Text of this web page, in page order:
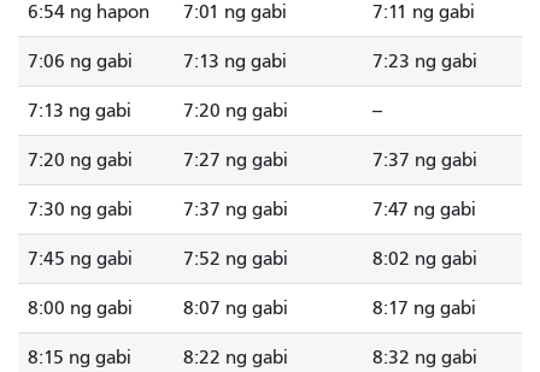
6:54 ng hapon 7:01 ng gabi 7:11 ng gabi
7:06 ng gabi 7:13 ng gabi 7:23 ng gabi
7:13 ng gabi 7:20 ng gabi --
7:20 ng gabi 7:27 ng gabi 7:37 ng gabi
7:30 ng gabi 7:37 ng gabi 7:47 ng gabi
7:45 ng gabi 7:52 ng gabi 8:02 ng gabi
8:00 ng gabi 8:07 ng gabi 8:17 ng gabi
8:15 ng gabi 8:22 ng gabi 8:32 ng gabi